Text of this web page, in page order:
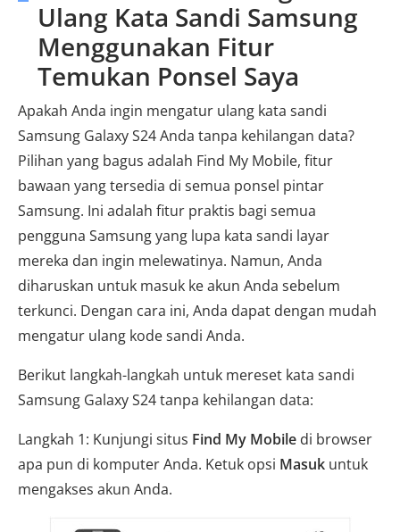
Ulang Kata Sandi Samsung
Menggunakan Fitur
Temukan Ponsel Saya
Apakah Anda ingin mengatur ulang kata sandi
Samsung Galaxy S24 Anda tanpa kehilangan data?
Pilihan yang bagus adalah Find My Mobile, fitur
bawaan yang tersedia di semua ponsel pintar
Samsung. Ini adalah fitur praktis bagi semua
pengguna Samsung yang lupa kata sandi layar
mereka dan ingin melewatinya. Namun, Anda
diharuskan untuk masuk ke akun Anda sebelum
terkunci. Dengan cara ini, Anda dapat dengan mudah
mengatur ulang kode sandi Anda.
Berikut langkah-langkah untuk mereset kata sandi
Samsung Galaxy S24 tanpa kehilangan data:
Langkah 1: Kunjungi situs Find My Mobile di browser
apa pun di komputer Anda. Ketuk opsi Masuk untuk
mengakses akun Anda.